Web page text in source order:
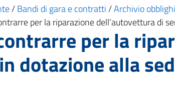
/Bandi di gara e contratti/Archivio
per la riparazione dell’autovettura di
per la
dotazione alla